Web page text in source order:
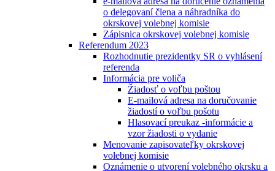
o delegovaní člena a náhradníka do
okrskovej volebnej komisie
Zápisnica okrskovej volebnej komisie
Referendum 2023
Rozhodnutie prezidentky SR o vyhlásení
referenda
Informácia pre voliča
Žiadosť o voľbu poštou
E-mailová adresa na doručovanie
žiadostí o voľbu pošotu
Hlasovací preukaz -informácie a
vzor žiadosti o vydanie
Menovanie zapisovateľky okrskovej
volebnej komisie
Oznámenie o utvorení volebného okrsku a